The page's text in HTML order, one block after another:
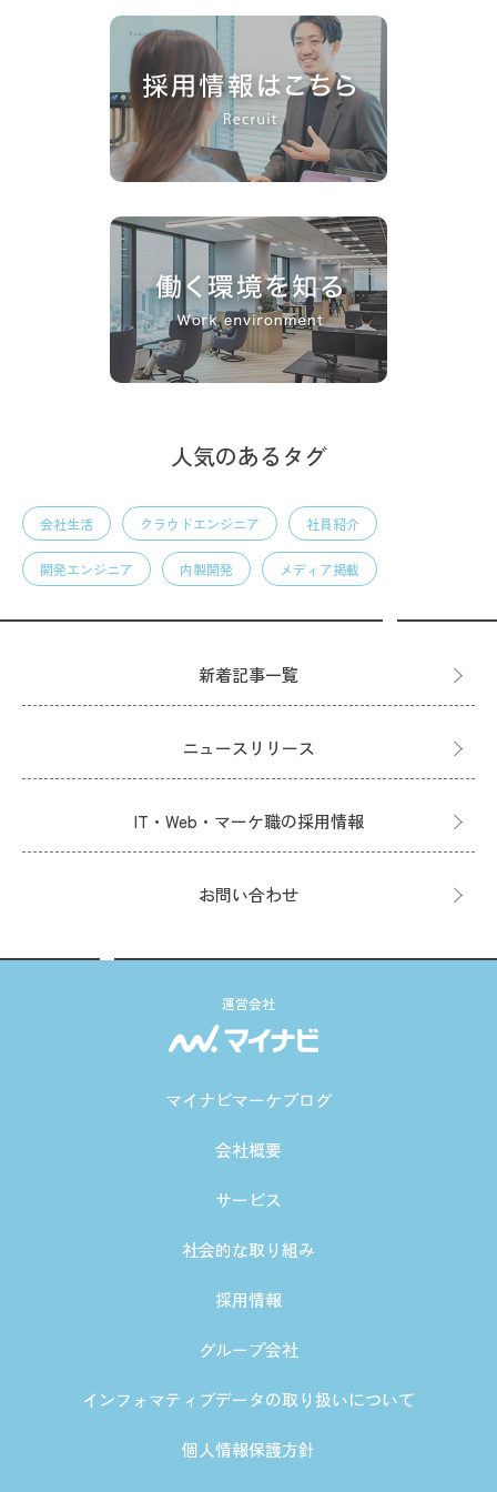
人気のあるタグ
会社生活 クラウドエンジニア 社員紹介
開発エンジニア 内製開発 メディア掲載
新着記事一覧
ニュースリリース
IT・Web・マーケ職の採用情報
お問い合わせ
運営会社
マイナビマーケブログ
会社概要
サービス
社会的な取り組み
採用情報
グループ会社
インフォマティブデータの取り扱いについて
個人情報保護方針